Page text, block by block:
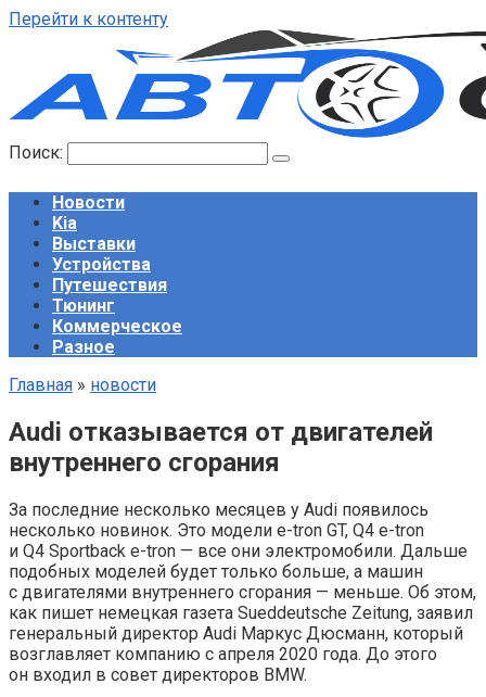
Перейти к контенту
Поиск:
Новости
Kia
Выставки
Устройства
Путешествия
Тюнинг
Коммерческое
Разное
Главная » новости
Audi отказывается от двигателей
внутреннего сгорания
За последние несколько месяцев у Audi появилось
несколько новинок. Это модели e-tron GT, Q4 e-tron
и Q4 Sportback e-tron — все они электромобили. Дальше
подобных моделей будет только больше, а машин
с двигателями внутреннего сгорания — меньше. Об этом,
как пишет немецкая газета Sueddeutsche Zeitung, заявил
генеральный директор Audi Маркус Дюсманн, который
возглавляет компанию с апреля 2020 года. До этого
он входил в совет директоров BMW.